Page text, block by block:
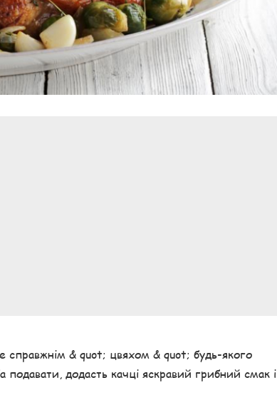
& quot; цвяхом & quot; будь-якого
подавати, додасть качці яскравий грибний смак і